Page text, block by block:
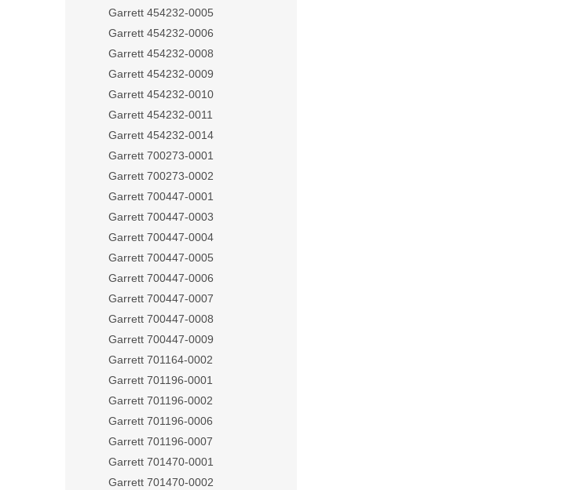
Garrett 454232-0005
Garrett 454232-0006
Garrett 454232-0008
Garrett 454232-0009
Garrett 454232-0010
Garrett 454232-0011
Garrett 454232-0014
Garrett 700273-0001
Garrett 700273-0002
Garrett 700447-0001
Garrett 700447-0003
Garrett 700447-0004
Garrett 700447-0005
Garrett 700447-0006
Garrett 700447-0007
Garrett 700447-0008
Garrett 700447-0009
Garrett 701164-0002
Garrett 701196-0001
Garrett 701196-0002
Garrett 701196-0006
Garrett 701196-0007
Garrett 701470-0001
Garrett 701470-0002